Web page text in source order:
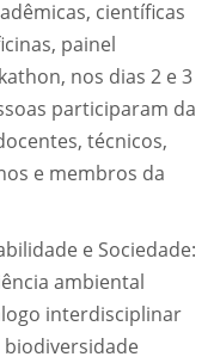
científicas
painel
nos dias 2 e 3
participaram da
técnicos,
e membros da
e Sociedade:
ambiental
interdisciplinar